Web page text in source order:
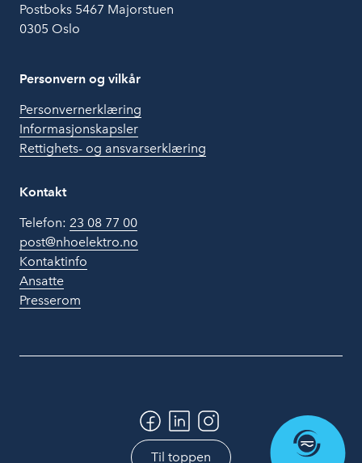
Postboks 5467 Majorstuen
0305 Oslo
Personvern og vilkår
Personvernerklæring
Informasjonskapsler
Rettighets- og ansvarserklæring
Kontakt
Telefon: 23 08 77 00
post@nhoelektro.no
Kontaktinfo
Ansatte
Presserom
Til toppen